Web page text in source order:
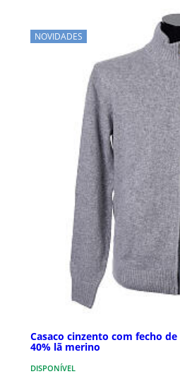
NOVIDADES
Casaco cinzento com fecho
40% lã merino
DISPONÍVEL